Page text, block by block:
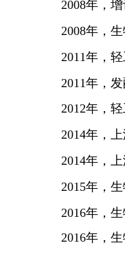
2008年，
2008年，
2011年，
2011年，
2012年，
2014年，
2014年，
2015年，
2016年，
2016年，